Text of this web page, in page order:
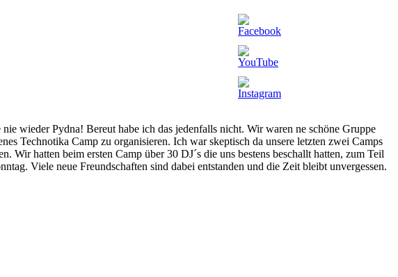
wieder Pydna! Bereut habe ich das jedenfalls nicht. Wir waren ne schöne Gruppe
Technotika Camp zu organisieren. Ich war skeptisch da unsere letzten zwei Camps
hatten beim ersten Camp über 30 DJ´s die uns bestens beschallt hatten, zum Teil
Viele neue Freundschaften sind dabei entstanden und die Zeit bleibt unvergessen.